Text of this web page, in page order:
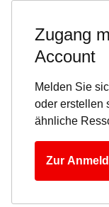
Zugang
Account
Melden Sie
oder erstellen
ähnliche
Zur